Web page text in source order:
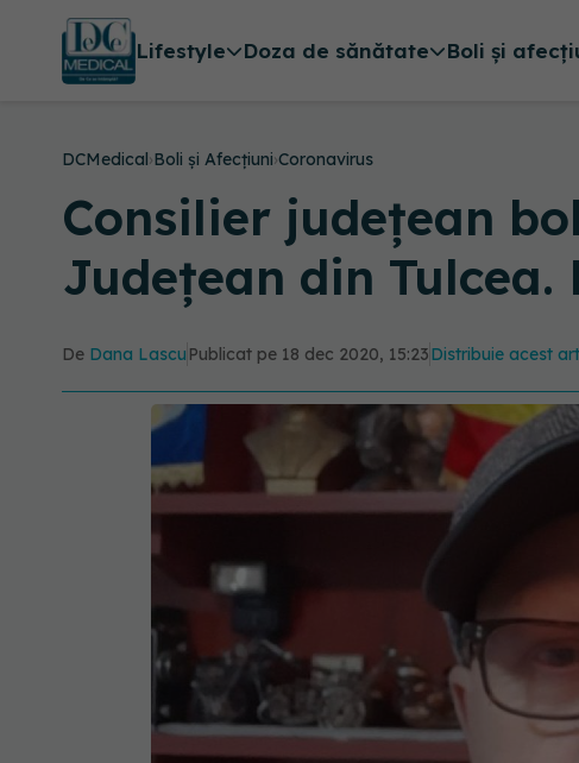
Lifestyle Doza de sănătate Boli și
DCMedical›Boli și Afecțiuni›Coronavirus
Consilier județean
Județean din
De Dana Lascu Publicat pe 18 dec 2020, 15:23Distribuie acest